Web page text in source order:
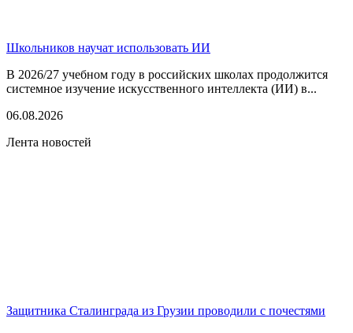
Школьников научат использовать ИИ
В 2026/27 учебном году в российских школах продолжится
системное изучение искусственного интеллекта (ИИ) в...
06.08.2026
Лента новостей
Защитника Сталинграда из Грузии проводили с почестями